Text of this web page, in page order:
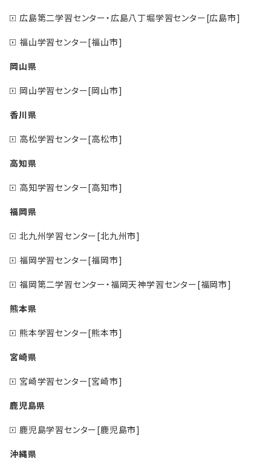
広島第二学習センター・広島八丁堀学習センター[広島市]
福山学習センター[福山市]
岡山県
岡山学習センター[岡山市]
香川県
高松学習センター[高松市]
高知県
高知学習センター[高知市]
福岡県
北九州学習センター[北九州市]
福岡学習センター[福岡市]
福岡第二学習センター・福岡天神学習センター[福岡市]
熊本県
熊本学習センター[熊本市]
宮崎県
宮崎学習センター[宮崎市]
鹿児島県
鹿児島学習センター[鹿児島市]
沖縄県